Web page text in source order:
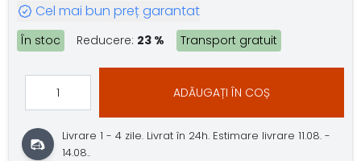
Cel mai bun preț garantat
În stoc Reducere: 23 % Transport gratuit
ADĂUGAȚI ÎN COȘ
Livrare 1 - 4 zile. Livrat în 24h. Estimare livrare 11.08. -
14.08..